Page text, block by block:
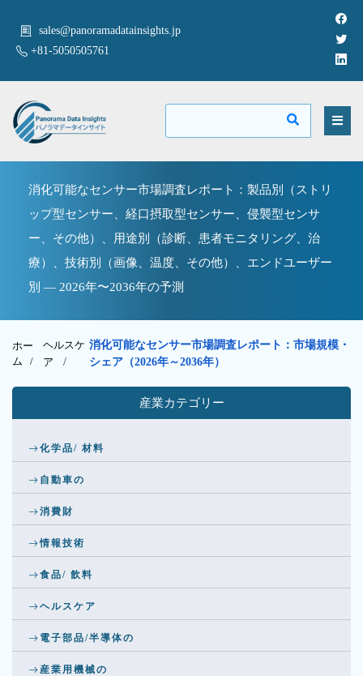
sales@panoramadatainsights.jp
+81-5050505761
消化可能なセンサー市場調査レポート：製品別（ストリ
ップ型センサー、経口摂取型センサー、侵襲型センサ
ー、その他）、用途別（診断、患者モニタリング、治
療）、技術別（画像、温度、その他）、エンドユーザー
別 — 2026年〜2036年の予測
ホー
ム /
ヘルスケ
ア /
消化可能なセンサー市場調査レポート：市場規模・
シェア（2026年～2036年）
産業カテゴリー
化学品/ 材料
自動車の
消費財
情報技術
食品/ 飲料
ヘルスケア
電子部品/半導体の
産業用機械の